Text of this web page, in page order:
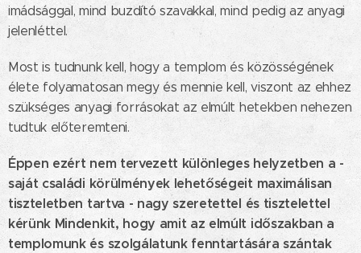
imádsággal, mind buzdító szavakkal, mind pedig az anyagi
jelenléttel.
Most is tudnunk kell, hogy a templom és közösségének
élete folyamatosan megy és mennie kell, viszont az ehhez
szükséges anyagi forrásokat az elmúlt hetekben nehezen
tudtuk előteremteni.
Éppen ezért nem tervezett különleges helyzetben a -
saját családi körülmények lehetőségeit maximálisan
tiszteletben tartva - nagy szeretettel és tisztelettel
kérünk Mindenkit, hogy amit az elmúlt időszakban a
templomunk és szolgálatunk fenntartására szántak